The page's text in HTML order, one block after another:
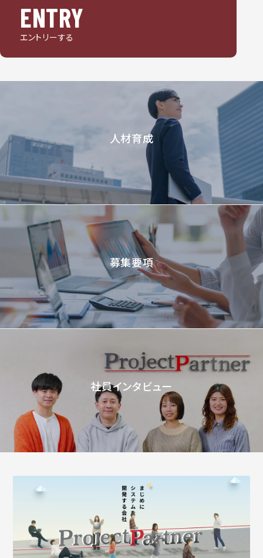
ENTRY
エントリーする
人材育成
募集要項
社員インタビュー